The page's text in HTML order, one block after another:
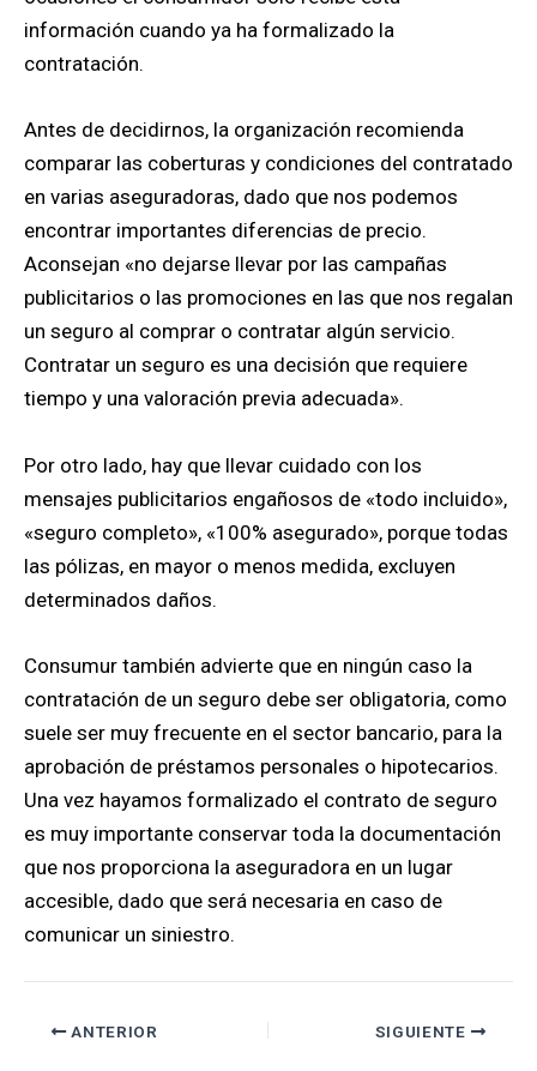
información cuando ya ha formalizado la
contratación.
Antes de decidirnos, la organización recomienda
comparar las coberturas y condiciones del contratado
en varias aseguradoras, dado que nos podemos
encontrar importantes diferencias de precio.
Aconsejan «no dejarse llevar por las campañas
publicitarios o las promociones en las que nos regalan
un seguro al comprar o contratar algún servicio.
Contratar un seguro es una decisión que requiere
tiempo y una valoración previa adecuada».
Por otro lado, hay que llevar cuidado con los
mensajes publicitarios engañosos de «todo incluido»,
«seguro completo», «100% asegurado», porque todas
las pólizas, en mayor o menos medida, excluyen
determinados daños.
Consumur también advierte que en ningún caso la
contratación de un seguro debe ser obligatoria, como
suele ser muy frecuente en el sector bancario, para la
aprobación de préstamos personales o hipotecarios.
Una vez hayamos formalizado el contrato de seguro
es muy importante conservar toda la documentación
que nos proporciona la aseguradora en un lugar
accesible, dado que será necesaria en caso de
comunicar un siniestro.
ANTERIOR SIGUIENTE